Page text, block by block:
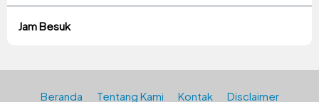
Jam Besuk
Beranda Tentang Kami Kontak Disclaimer